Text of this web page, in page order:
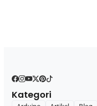
Kategori